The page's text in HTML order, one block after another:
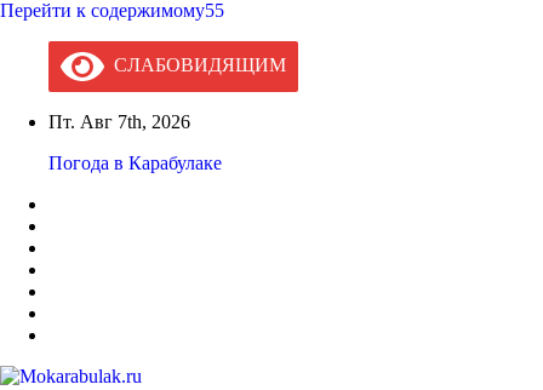
Перейти к содержимому55
СЛАБОВИДЯЩИМ
Пт. Авг 7th, 2026
Погода в Карабулаке